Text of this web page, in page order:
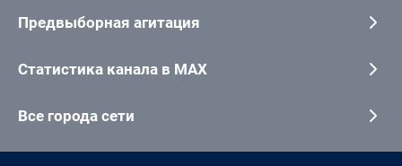
Предвыборная агитация
Статистика канала в MAX
Все города сети